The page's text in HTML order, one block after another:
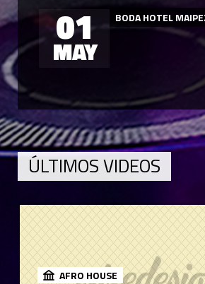
01
MAY
BODA HOTEL
ÚLTIMOS VIDEOS
AFRO HOUSE